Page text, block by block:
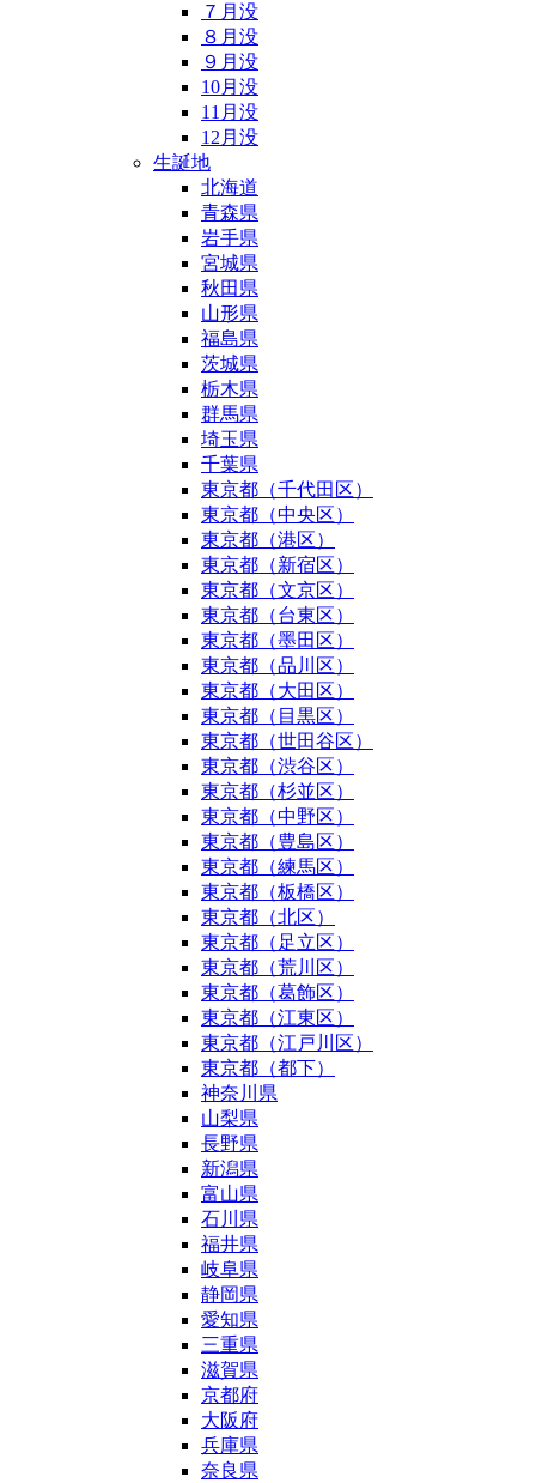
７月没
８月没
９月没
10月没
11月没
12月没
生誕地
北海道
青森県
岩手県
宮城県
秋田県
山形県
福島県
茨城県
栃木県
群馬県
埼玉県
千葉県
東京都（千代田区）
東京都（中央区）
東京都（港区）
東京都（新宿区）
東京都（文京区）
東京都（台東区）
東京都（墨田区）
東京都（品川区）
東京都（大田区）
東京都（目黒区）
東京都（世田谷区）
東京都（渋谷区）
東京都（杉並区）
東京都（中野区）
東京都（豊島区）
東京都（練馬区）
東京都（板橋区）
東京都（北区）
東京都（足立区）
東京都（荒川区）
東京都（葛飾区）
東京都（江東区）
東京都（江戸川区）
東京都（都下）
神奈川県
山梨県
長野県
新潟県
富山県
石川県
福井県
岐阜県
静岡県
愛知県
三重県
滋賀県
京都府
大阪府
兵庫県
奈良県